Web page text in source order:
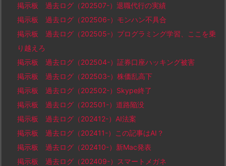
掲示板 過去ログ（202507-）退職代行の実績
掲示板 過去ログ（202506-）モンハン不具合
掲示板 過去ログ（202505-）プログラミング学習、ここを乗
り越えろ
掲示板 過去ログ（202504-）証券口座ハッキング被害
掲示板 過去ログ（202503-）株価乱高下
掲示板 過去ログ（202502-）Skype終了
掲示板 過去ログ（202501-）道路陥没
掲示板 過去ログ（202412-）AI法案
掲示板 過去ログ（202411-）この記事はAI？
掲示板 過去ログ（202410-）新Mac発表
掲示板 過去ログ（202409-）スマートメガネ